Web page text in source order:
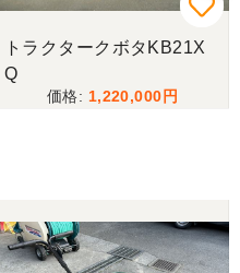
き計量選別機を無事持ち帰
の籾摺り時に旧機が故障
手頃な価格の本機を見つ
す。リンスクさんありが
させていただきました、香
でもらい、 とても親切に機
感謝しています。 そして、
トラクタークボタKB21X
Q
1,220,000